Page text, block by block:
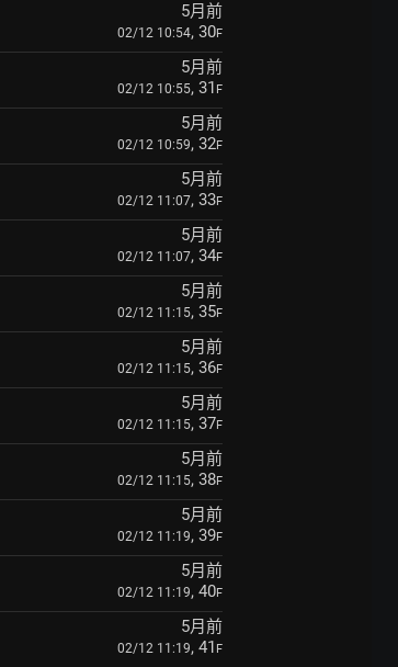
5月前
02/12 10:54, 30F
5月前
02/12 10:55, 31 F
5月前
02/12 10:59, 32F
5月前
02/12 11:07, 33F
5月前
02/12 11:07, 34F
5月前
02/12 11:15, 35F
5月前
02/12 11:15, 36F
5月前
02/12 11:15, 37F
5月前
02/12 11:15, 38F
5月前
02/12 11:19, 39F
5月前
02/12 11:19, 40F
5月前
02/12 11:19, 41 F